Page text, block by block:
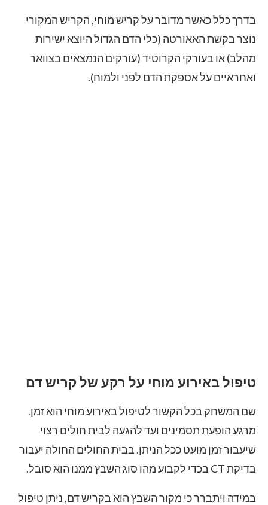
בדרך כלל כאשר מדובר על קריש מוחי, הקריש המקורי
נוצר בקשת האאורטה (כלי הדם הגדול היוצא ישירות
מהלב) או בעורקי הקרוטיד (עורקים הנמצאים בצוואר
ואחראיים על אספקת הדם לפני ולמוח).
טיפול באירוע מוחי על רקע של קריש דם
שם המשחק בכל הקשור לטיפול באירוע מוחי הוא זמן.
מרגע הופעת תסמינים ועד להגעה לבית חולים רצוי
שיעבור זמן מועט ככל הניתן. בבית החולים החולה יעבור
בדיקת CT בכדי לקבוע מהו סוג השבץ ממנו הוא סובל.
במידה ויתברר כי מקור השבץ הוא בקריש דם, ניתן טיפול